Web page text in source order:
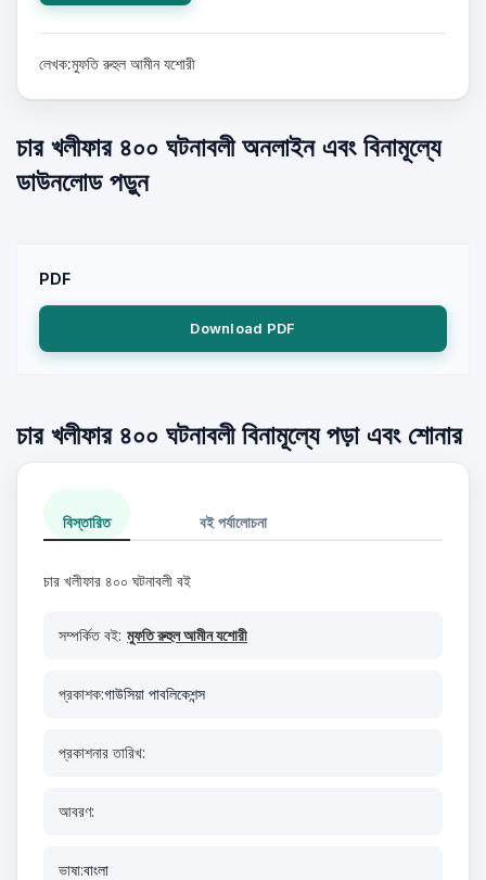
লেখক:মুফতি রুহুল আমীন যশোরী
চার খলীফার ৪০০ ঘটনাবলী অনলাইন এবং বিনামূল্যে
ডাউনলোড পড়ুন
PDF
Download PDF
চার খলীফার ৪০০ ঘটনাবলী বিনামূল্যে পড়া এবং শোনার
বিস্তারিত বই পর্যালোচনা
চার খলীফার ৪০০ ঘটনাবলী বই
সম্পর্কিত বই: মুফতি রুহুল আমীন যশোরী
প্রকাশক:গাউসিয়া পাবলিকেশন্স
প্রকাশনার তারিখ:
আবরণ:
ভাষা:বাংলা